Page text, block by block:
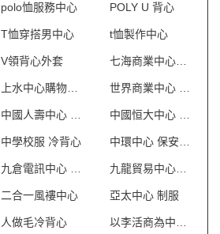
polo恤服務中心 POLY U 背心
T恤穿搭男中心 t恤製作中心
V領背心外套
上水中心購物商場制服
中學校服 冷背心
二合一風褸中心 亞太中心 制服
人做毛冷背心